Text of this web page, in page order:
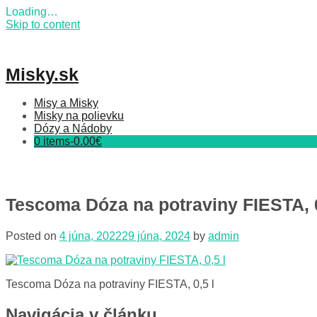
Loading…
Skip to content
Misky.sk
Misy a Misky
Misky na polievku
Dózy a Nádoby
0 items-0.00€
Tescoma Dóza na potraviny FIESTA,
Posted on 4 júna, 202229 júna, 2024 by admin
Tescoma Dóza na potraviny FIESTA, 0,5 l